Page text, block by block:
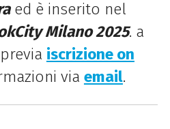
ed è inserito nel
Milano 2025. a
iscrizione on
via email.